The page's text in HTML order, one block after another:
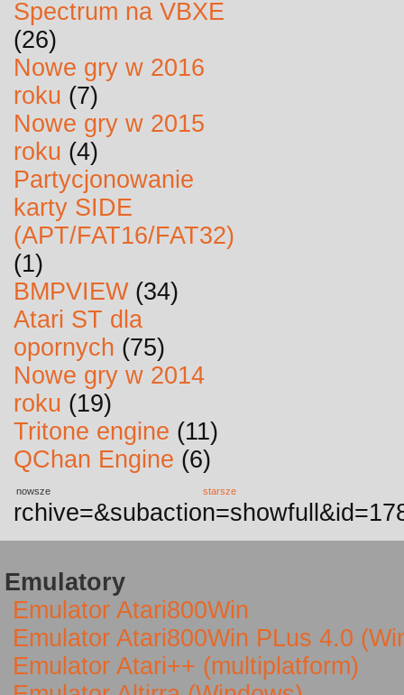
Spectrum na VBXE
(26)
Nowe gry w 2016
roku (7)
Nowe gry w 2015
roku (4)
Partycjonowanie
karty SIDE
(APT/FAT16/FAT32)
(1)
BMPVIEW(34)
Atari ST dla
opornych (75)
Nowe gry w 2014
roku (19)
Tritone engine (11)
QChan Engine (6)
nowsze starsze
Emulatory
Emulator Atari800Win
Emulator Atari800Win PLus 4.0
Emulator Atari++ (multiplatform)